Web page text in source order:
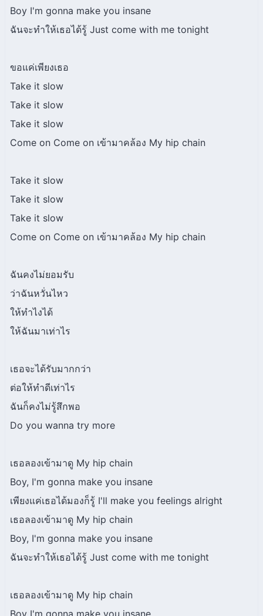
Boy I'm gonna make you insane
ฉันจะทำให้เธอได้รู้ Just come with me tonight
ขอแค่เพียงเธอ
Take it slow
Take it slow
Take it slow
Come on Come on เข้ามาคล้อง My hip chain
Take it slow
Take it slow
Take it slow
Come on Come on เข้ามาคล้อง My hip chain
ฉันคงไม่ยอมรับ
ว่าฉันหวั่นไหว
ให้ทำไงได้
ให้ฉันมาเท่าไร
เธอจะได้รับมากกว่า
ต่อให้ทำดีเท่าไร
ฉันก็คงไม่รู้สึกพอ
Do you wanna try more
เธอลองเข้ามาดู My hip chain
Boy, I'm gonna make you insane
เพียงแค่เธอได้มองก็รู้ I'll make you feelings alright
เธอลองเข้ามาดู My hip chain
Boy, I'm gonna make you insane
ฉันจะทำให้เธอได้รู้ Just come with me tonight
เธอลองเข้ามาดู My hip chain
Boy I'm gonna make you insane